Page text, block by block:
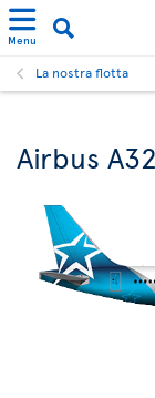
Menu
La nostra flotta
Airbus